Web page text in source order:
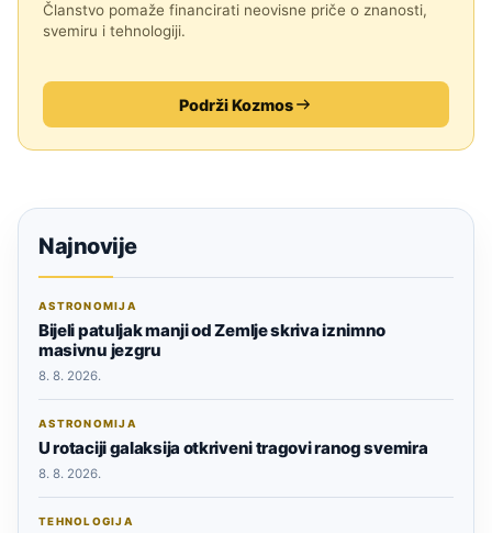
Članstvo pomaže financirati neovisne priče o znanosti,
svemiru i tehnologiji.
Podrži Kozmos
Najnovije
ASTRONOMIJA
Bijeli patuljak manji od Zemlje skriva iznimno
masivnu jezgru
8. 8. 2026.
ASTRONOMIJA
U rotaciji galaksija otkriveni tragovi ranog svemira
8. 8. 2026.
TEHNOLOGIJA